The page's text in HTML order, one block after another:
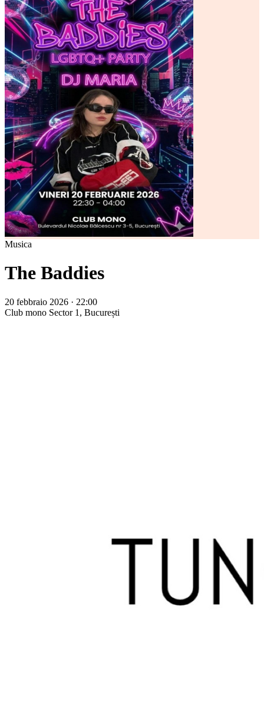
Musica
The Baddies
20 febbraio 2026 · 22:00
Club mono Sector 1, București